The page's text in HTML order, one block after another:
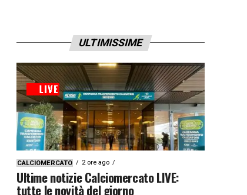
ULTIMISSIME
CALCIOMERCATO 2 ore ago
Ultime notizie Calciomercato LIVE:
tutte le novità del giorno